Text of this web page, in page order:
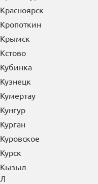
Красноярск
Кропоткин
Крымск
Кстово
Кубинка
Кузнецк
Кумертау
Кунгур
Курган
Куровское
Курск
Кызыл
Л